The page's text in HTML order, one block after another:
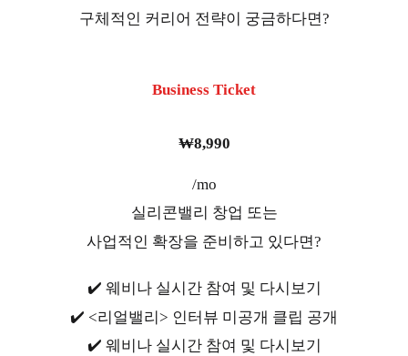
구체적인 커리어 전략이 궁금하다면?
Business Ticket
₩8,990
/mo
실리콘밸리 창업 또는
사업적인 확장을 준비하고 있다면?
✔️ 웨비나 실시간 참여 및 다시보기
✔️ <리얼밸리> 인터뷰 미공개 클립 공개
✔️ 웨비나 실시간 참여 및 다시보기